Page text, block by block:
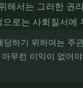
해서는 그러한 권
로는 사회질서에
하기 위하여는 주
무런 이익이 없어